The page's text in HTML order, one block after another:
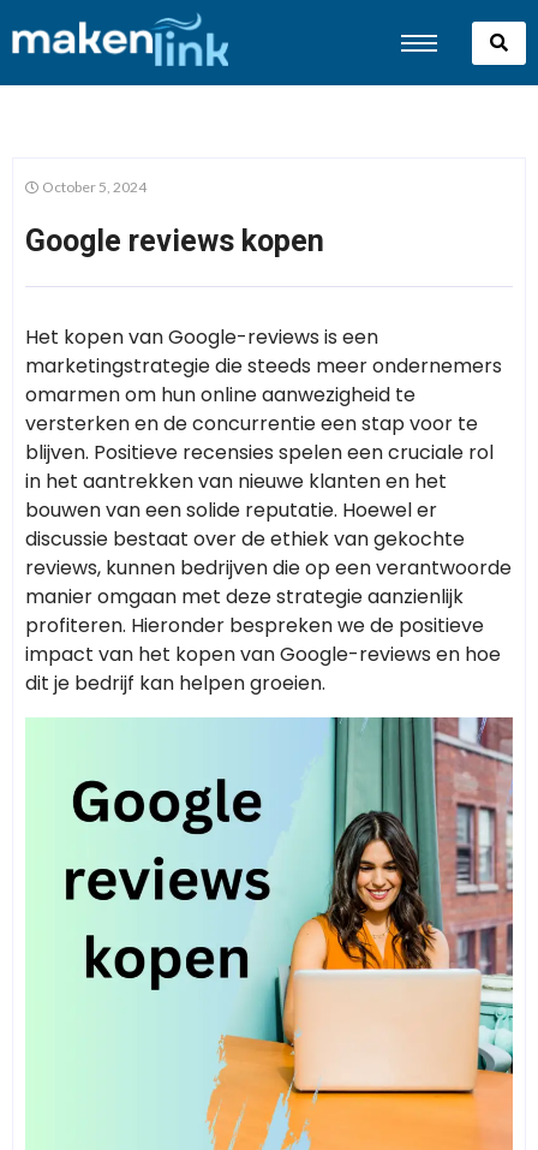
October 5, 2024
Google reviews kopen
Het kopen van Google-reviews is een
marketingstrategie die steeds meer ondernemers
omarmen om hun online aanwezigheid te
versterken en de concurrentie een stap voor te
blijven. Positieve recensies spelen een cruciale rol
in het aantrekken van nieuwe klanten en het
bouwen van een solide reputatie. Hoewel er
discussie bestaat over de ethiek van gekochte
reviews, kunnen bedrijven die op een verantwoorde
manier omgaan met deze strategie aanzienlijk
profiteren. Hieronder bespreken we de positieve
impact van het kopen van Google-reviews en hoe
dit je bedrijf kan helpen groeien.